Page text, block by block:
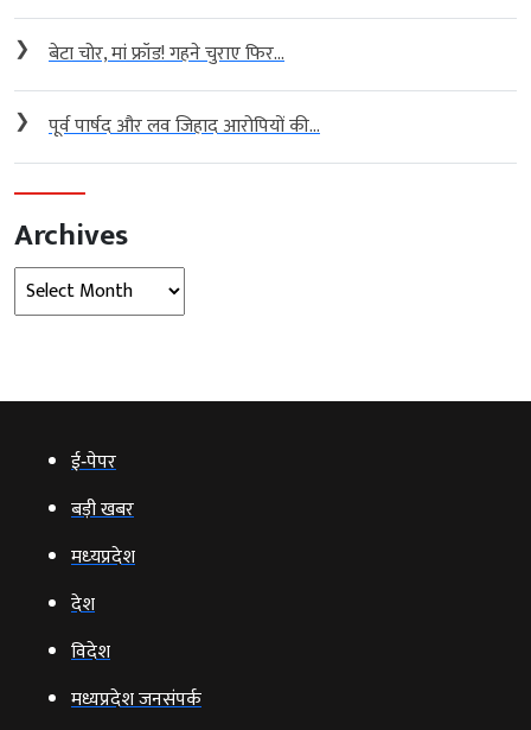
❯ बेटा चोर, मां फ्रॉड! गहने चुराए फिर...
❯ पूर्व पार्षद और लव जिहाद आरोपियों की...
Archives
Archives
ई‑पेपर
बड़ी खबर
मध्‍यप्रदेश
देश
विदेश
मध्यप्रदेश जनसंपर्क